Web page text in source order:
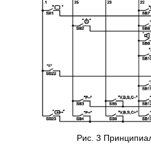
Рис. 3